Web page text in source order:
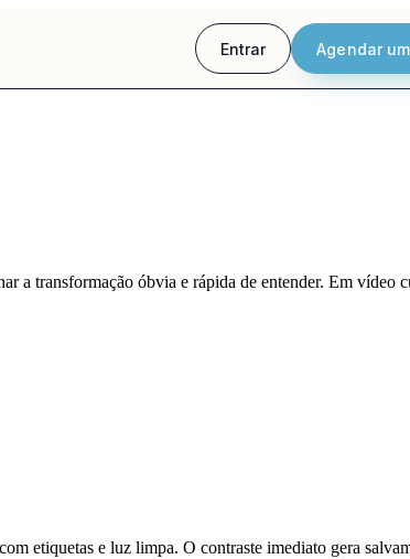
Entrar Agendar
a transformação óbvia e rápida de entender. Em vídeo
etiquetas e luz limpa. O contraste imediato gera